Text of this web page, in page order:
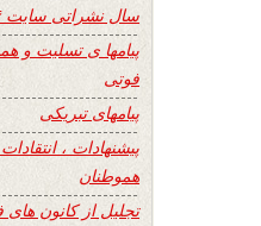
سال نشراتی سایت ۲۴ ساعت
پیامها ی تسلیت و
فوتی
پیامهای تبریکی
پیشنهادات ،
هموطنان
تجلیل از کانون